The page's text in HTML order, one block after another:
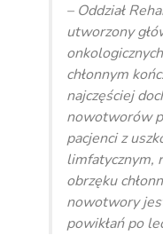
– Oddział
utworzony
chłonnym
najczęściej
nowotworów
pacjenci z
limfatycznym,
obrzęku
nowotwory
powikłań po